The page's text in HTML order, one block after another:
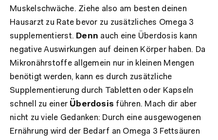
Muskelschwäche. Ziehe also am besten deinen
Hausarzt zu Rate bevor zu zusätzliches Omega 3
supplementierst. Denn auch eine Überdosis kann
negative Auswirkungen auf deinen Körper haben. Da
Mikronährstoffe allgemein nur in kleinen Mengen
benötigt werden, kann es durch zusätzliche
Supplementierung durch Tabletten oder Kapseln
schnell zu einer Überdosis führen. Mach dir aber
nicht zu viele Gedanken: Durch eine ausgewogenen
Ernährung wird der Bedarf an Omega 3 Fettsäuren